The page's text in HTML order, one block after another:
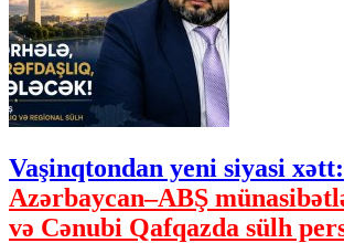
Vaşinqtondan yeni siyasi xətt:
Azərbaycan–ABŞ
və Cənubi Qafqazda sülh